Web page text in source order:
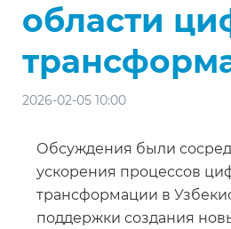
области
2026-02-05 10:00
Обсуждения были
ускорения процессов
трансформации в
поддержки создания